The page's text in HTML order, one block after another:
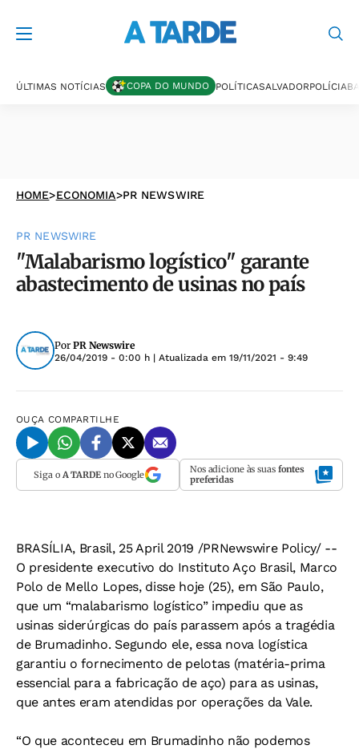
ÚLTIMAS NOTÍCIAS COPA DO MUNDO POLÍTICASALVADORPOLÍCIA
HOME>ECONOMIA>PR NEWSWIRE
PR NEWSWIRE
"Malabarismo logístico" garante
abastecimento de usinas no país
Por PR Newswire
26/04/2019 - 0:00 h | Atualizada em 19/11/2021 - 9:49
OUÇA COMPARTILHE
Siga o A TARDEno Google Nos adicione às suas fontes
preferidas
BRASÍLIA, Brasil, 25 April 2019 /PRNewswire Policy/ --
O presidente executivo do Instituto Aço Brasil, Marco
Polo de Mello Lopes, disse hoje (25), em São Paulo,
que um “malabarismo logístico” impediu que as
usinas siderúrgicas do país parassem após a tragédia
de Brumadinho. Segundo ele, essa nova logística
garantiu o fornecimento de pelotas (matéria-prima
essencial para a fabricação de aço) para as usinas,
que antes eram atendidas por operações da Vale.
“O que aconteceu em Brumadinho não podemos